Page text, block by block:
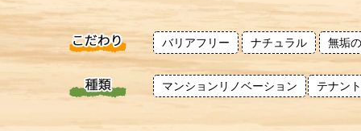
バリアフリー ナチュラル 無垢
マンションリノベーション テナン